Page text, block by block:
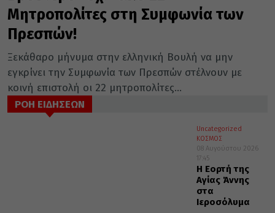
Mητροπολίτες στη Συμφωνία των
Πρεσπών!
Ξεκάθαρο μήνυμα στην ελληνική Βουλή να μην
εγκρίνει την Συμφωνία των Πρεσπών στέλνουν με
κοινή επιστολή οι 22 μητροπολίτες...
ΡΟΗ ΕΙΔΗΣΕΩΝ
Uncategorized
ΚΟΣΜΟΣ
08 Αυγούστου 2026
17:45
Η Εορτή της
Αγίας Άννης
στα
Ιεροσόλυμα